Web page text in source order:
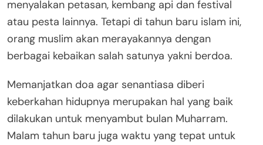
menyalakan petasan, kembang api dan festival
atau pesta lainnya. Tetapi di tahun baru islam ini,
orang muslim akan merayakannya dengan
berbagai kebaikan salah satunya yakni berdoa.
Memanjatkan doa agar senantiasa diberi
keberkahan hidupnya merupakan hal yang baik
dilakukan untuk menyambut bulan Muharram.
Malam tahun baru juga waktu yang tepat untuk